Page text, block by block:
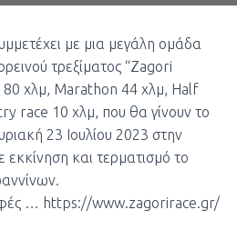
με μια μεγάλη ομάδα
τρεξίματος “Zagori
80 χλμ, Marathon 44 χλμ, Half
race 10 χλμ, που θα γίνουν το
23 Ιουλίου 2023 στην
εκκίνηση και τερματισμό το
… https://www.zagorirace.gr/